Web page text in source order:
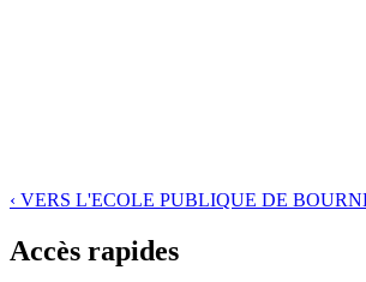
‹ VERS L'ECOLE PUBLIQUE DE
Accès rapides